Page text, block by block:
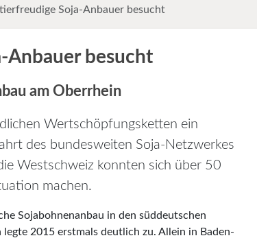
Soja-Anbauer besucht
Anbauer besucht
am Oberrhein
Wertschöpfungsketten ein
des bundesweiten Soja-Netzwerkes
Westschweiz konnten sich über 50
machen.
Sojabohnenanbau in den süddeutschen
legte 2015 erstmals deutlich zu. Allein in Baden-